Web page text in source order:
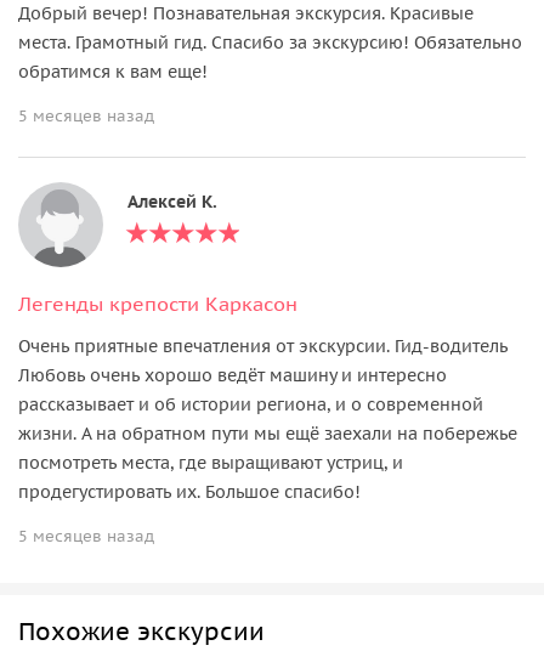
Добрый вечер! Познавательная экскурсия. Красивые
места. Грамотный гид. Спасибо за экскурсию! Обязательно
обратимся к вам еще!
5 месяцев назад
Алексей К.
Легенды крепости Каркасон
Очень приятные впечатления от экскурсии. Гид-водитель
Любовь очень хорошо ведёт машину и интересно
рассказывает и об истории региона, и о современной
жизни. А на обратном пути мы ещё заехали на побережье
посмотреть места, где выращивают устриц, и
продегустировать их. Большое спасибо!
5 месяцев назад
Похожие экскурсии